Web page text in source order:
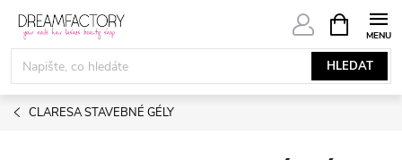
Přejít
obsah
HLEDAT
NÁKUPNÍ
KOŠÍK
CLARESA STAVEBNÉ GÉLY